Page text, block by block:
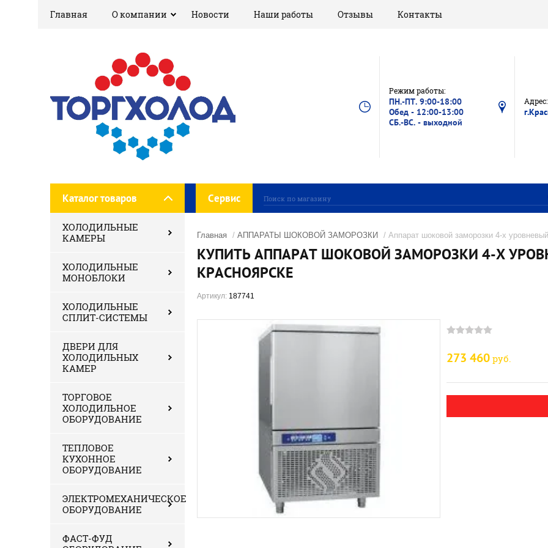
Главная О компании Новости Наши работы Отзывы Контакты
Режим работы:
ПН.-ПТ. 9:00-18:00
Обед - 12:00-13:00
СБ.-ВС. - выходной
Адрес:
Каталог товаров Сервис
ХОЛОДИЛЬНЫЕ
КАМЕРЫ
ХОЛОДИЛЬНЫЕ
МОНОБЛОКИ
ХОЛОДИЛЬНЫЕ
СПЛИТ-СИСТЕМЫ
ДВЕРИ ДЛЯ
ХОЛОДИЛЬНЫХ
КАМЕР
ТОРГОВОЕ
ХОЛОДИЛЬНОЕ
ОБОРУДОВАНИЕ
ТЕПЛОВОЕ
КУХОННОЕ
ОБОРУДОВАНИЕ
ЭЛЕКТРОМЕХАНИЧЕСКОЕ
ОБОРУДОВАНИЕ
ФАСТ-ФУД
Главная / АППАРАТЫ ШОКОВОЙ ЗАМОРОЗКИ / Аппарат шоковой заморозки 4-х
КУПИТЬ АППАРАТ ШОКОВОЙ ЗАМОРОЗКИ 4-Х
КРАСНОЯРСКЕ
Артикул: 187741
273 460 руб.